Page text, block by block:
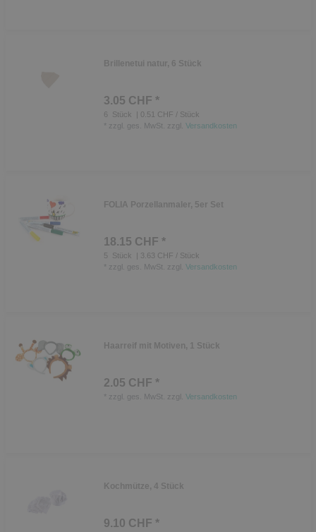
Brillenetui natur, 6 Stück
3.05 CHF *
6 Stück
| 0.51 CHF / Stück
zzgl. ges. MwSt. zzgl. Versandkosten
FOLIA Porzellanmaler, 5er Set
18.15 CHF *
5 Stück
| 3.63 CHF / Stück
zzgl. ges. MwSt. zzgl. Versandkosten
Haarreif mit Motiven, 1 Stück
2.05 CHF *
zzgl. ges. MwSt. zzgl. Versandkosten
Kochmütze, 4 Stück
9.10 CHF *